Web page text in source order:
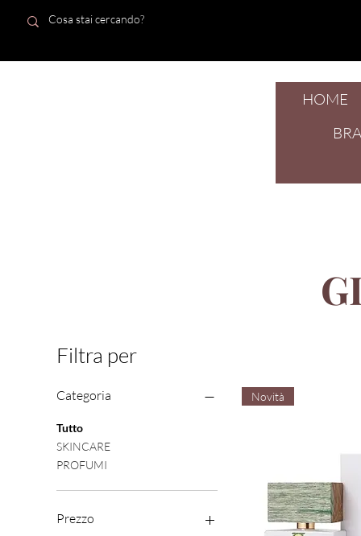
HOME
Filtra per
Categoria
Tutto
SKINCARE
PROFUMI
Prezzo
Novità